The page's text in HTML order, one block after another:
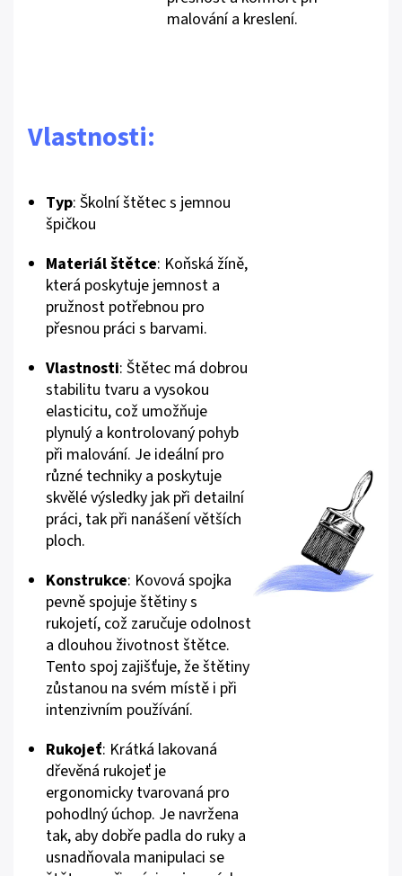
malování a kreslení.
Vlastnosti:
Typ: Školní štětec s jemnou
špičkou
Materiál štětce: Koňská žíně,
která poskytuje jemnost a
pružnost potřebnou pro
přesnou práci s barvami.
Vlastnosti: Štětec má dobrou
stabilitu tvaru a vysokou
elasticitu, což umožňuje
plynulý a kontrolovaný pohyb
při malování. Je ideální pro
různé techniky a poskytuje
skvělé výsledky jak při detailní
práci, tak při nanášení větších
ploch.
Konstrukce: Kovová spojka
pevně spojuje štětiny s
rukojetí, což zaručuje odolnost
a dlouhou životnost štětce.
Tento spoj zajišťuje, že štětiny
zůstanou na svém místě i při
intenzivním používání.
Rukojeť: Krátká lakovaná
dřevěná rukojeť je
ergonomicky tvarovaná pro
pohodlný úchop. Je navržena
tak, aby dobře padla do ruky a
usnadňovala manipulaci se